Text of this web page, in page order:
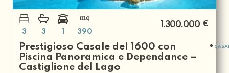
3 3 390
1.300.000 €
Prestigioso Casale del 1600 con
Piscina Panoramica e Dependance –
Castiglione del Lago